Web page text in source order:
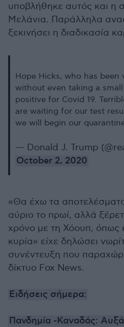
υποβλήθηκε αυτός και η
Μελάνια. Παράλληλα
ξεκινήσει η διαδικασία
Hope Hicks, who has been
without even taking a
positive for Covid 19.
are waiting for our test
we will begin our
— Donald J. Trump
October 2, 2020
«Θα έχω τα
αύριο το πρωί, αλλά
χρόνο με τη Χόουπ, όπως
κυρία» είχε δηλώσει
συνέντευξη που
δίκτυο Fox News.
Ειδήσεις σήμερα:
Πανδημία -Καναδάς: